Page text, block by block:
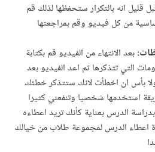
قليل انه بالتكرار ستحفظها لذلك قم
من كل فيديو وقم بمراجعتها
بعد الانتهاء من الفيديو قم بكتابة
التي تتذكرها ثم اعد الفيديو بعد
بأس ان اخطأت لانك ستتذكر خطئك
استخدمها شخصيا وتنفعني كثيرا
الدرس بعناية كأنك تريد اعطاءه
اعطاء الدرس لمجموعة طلاب من خيالك